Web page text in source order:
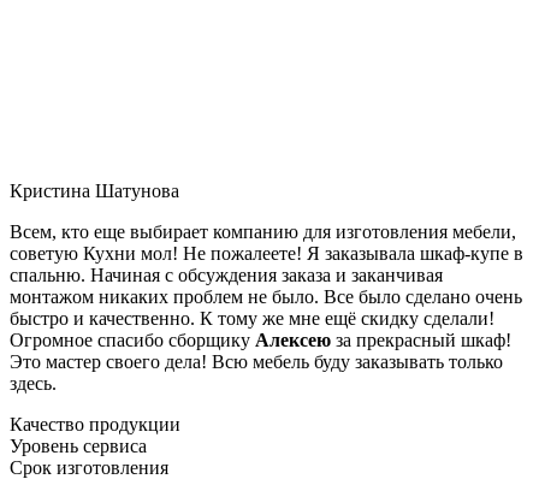
Кристина Шатунова
Всем, кто еще выбирает компанию для изготовления мебели,
советую Кухни мол! Не пожалеете! Я заказывала шкаф-купе в
спальню. Начиная с обсуждения заказа и заканчивая
монтажом никаких проблем не было. Все было сделано очень
быстро и качественно. К тому же мне ещё скидку сделали!
Огромное спасибо сборщику Алексею за прекрасный шкаф!
Это мастер своего дела! Всю мебель буду заказывать только
здесь.
Качество продукции
Уровень сервиса
Срок изготовления